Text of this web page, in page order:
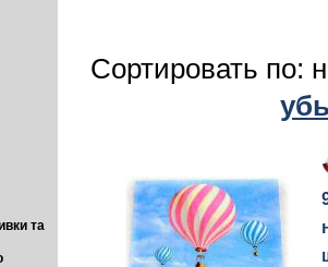
та
Сортировать по: